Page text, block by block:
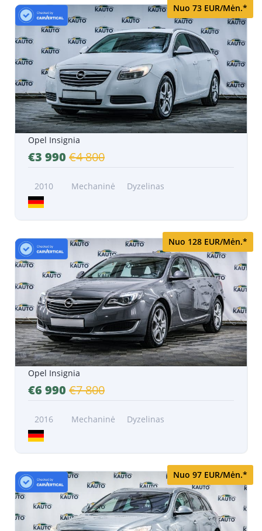
Nuo 73 EUR/Mėn.*
Opel Insignia
€3 990 €4 800
2010 Mechaninė Dyzelinas
Nuo 128 EUR/Mėn.*
Opel Insignia
€6 990 €7 800
2016 Mechaninė Dyzelinas
Nuo 97 EUR/Mėn.*